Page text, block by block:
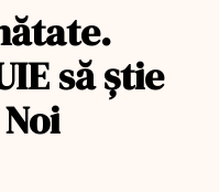
să știe